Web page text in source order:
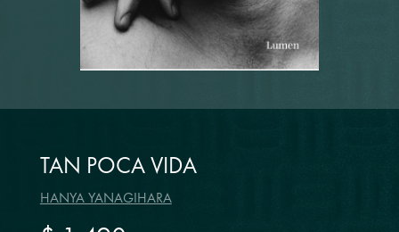
TAN POCA VIDA
HANYA YANAGIHARA